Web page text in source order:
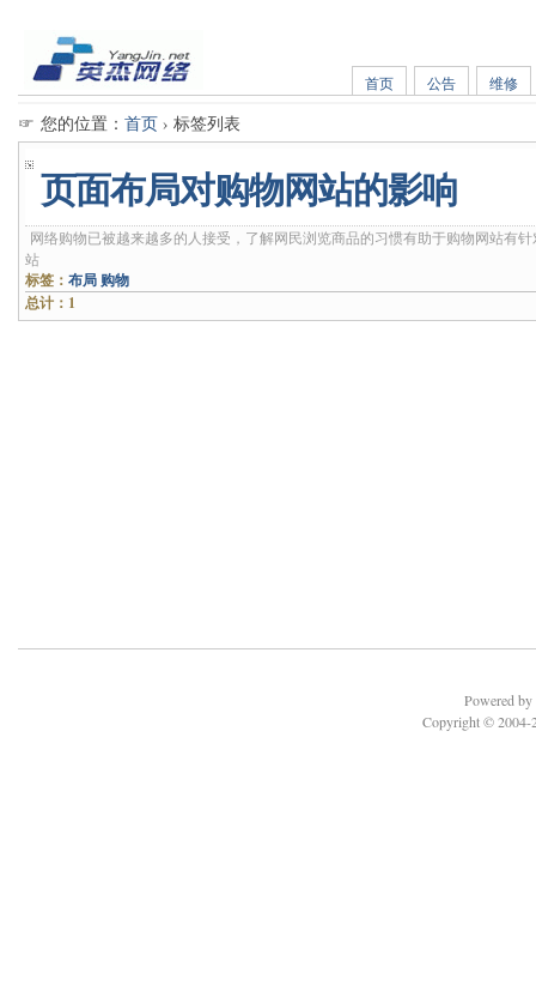
首页 公告 维修
☞ 您的位置： 首页 › 标签列表
页面布局对购物网站的影响
网络购物已被越来越多的人接受，了解网民浏览商品的习惯有助于购物网站有
站
标签： 布局 购物
总计：1
Powered
Copyright ©